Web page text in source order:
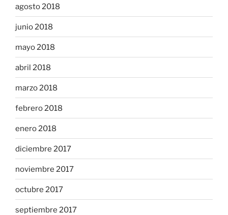
agosto 2018
junio 2018
mayo 2018
abril 2018
marzo 2018
febrero 2018
enero 2018
diciembre 2017
noviembre 2017
octubre 2017
septiembre 2017